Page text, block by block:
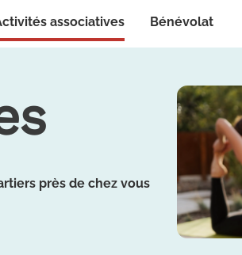
associatives Bénévolat
près de chez vous